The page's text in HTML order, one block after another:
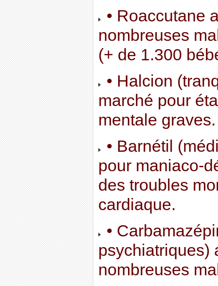
• Roaccutane
nombreuses
(+ de 1.300
• Halcion
marché pour
mentale graves.
• Barnétil
pour maniaco-
des troubles
cardiaque.
•
psychiatriques)
nombreuses